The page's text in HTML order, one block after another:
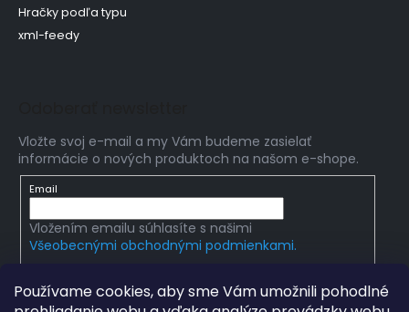
Používame cookies, aby sme Vám umožnili pohodlné
Hračky podľa typu
xml-feedy
Vložte svoj e-mail a my Vám budeme zasielať
informácie o nových produktoch na našom e-shope.
Email
Vložením emailu súhlasíte s našimi
Všeobecnými obchodnými podmienkami.